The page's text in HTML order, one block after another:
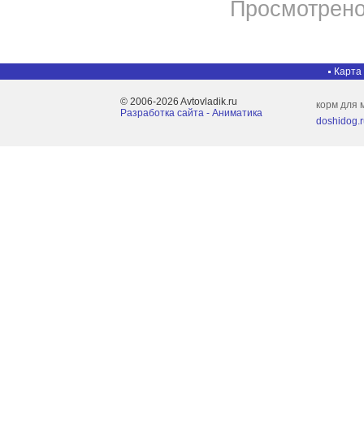
Карта
© 2006-2026 Avtovladik.ru
Разработка сайта - Aниматика
корм для